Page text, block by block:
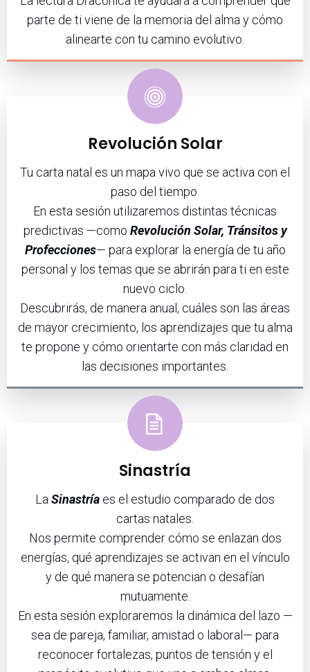
parte de ti viene de la memoria del alma y cómo
alinearte con tu camino evolutivo.
Revolución Solar
Tu carta natal es un mapa vivo que se activa con el
paso del tiempo.
En esta sesión utilizaremos distintas técnicas
predictivas —como Revolución Solar, Tránsitos y
Profecciones— para explorar la energía de tu año
personal y los temas que se abrirán para ti en este
nuevo ciclo.
Descubrirás, de manera anual, cuáles son las áreas
de mayor crecimiento, los aprendizajes que tu alma
te propone y cómo orientarte con más claridad en
las decisiones importantes.
Sinastría
La Sinastría es el estudio comparado de dos
cartas natales.
Nos permite comprender cómo se enlazan dos
energías, qué aprendizajes se activan en el vínculo
y de qué manera se potencian o desafían
mutuamente.
En esta sesión exploraremos la dinámica del lazo —
sea de pareja, familiar, amistad o laboral— para
reconocer fortalezas, puntos de tensión y el